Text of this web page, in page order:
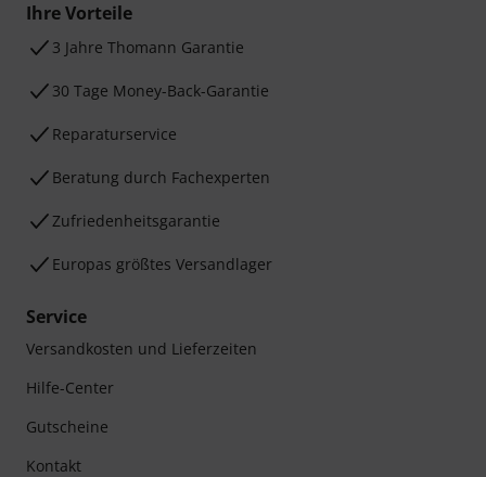
Ihre Vorteile
3 Jahre Thomann Garantie
30 Tage Money-Back-Garantie
Reparaturservice
Beratung durch Fachexperten
Zufriedenheitsgarantie
Europas größtes Versandlager
Service
Versandkosten und Lieferzeiten
Hilfe-Center
Gutscheine
Kontakt